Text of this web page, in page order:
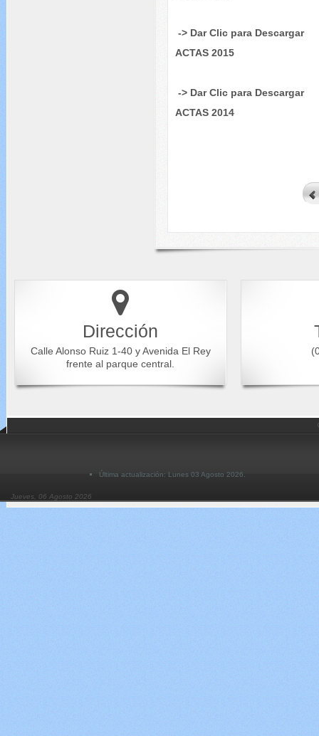
-> Dar Clic para Descargar
ACTAS 2015
-> Dar Clic para Descargar
ACTAS 2014
Dirección
Calle Alonso Ruiz 1-40 y Avenida El Rey
frente al parque central.
Última actualización: Lunes 03 Agosto 2026.
Jueves, 06 Agosto 2026